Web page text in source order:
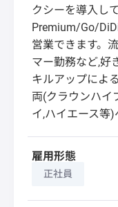
クシーを導入し
Premium/Go/
営業できます。
マー勤務など,好
キルアップによ
両(クラウンハイ
イ,ハイエース等)
雇用形態
正社員